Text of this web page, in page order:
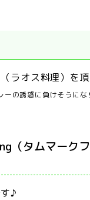
ラオス料理）を頂
ーの誘惑に負けそうに
（タムマークフ
♪